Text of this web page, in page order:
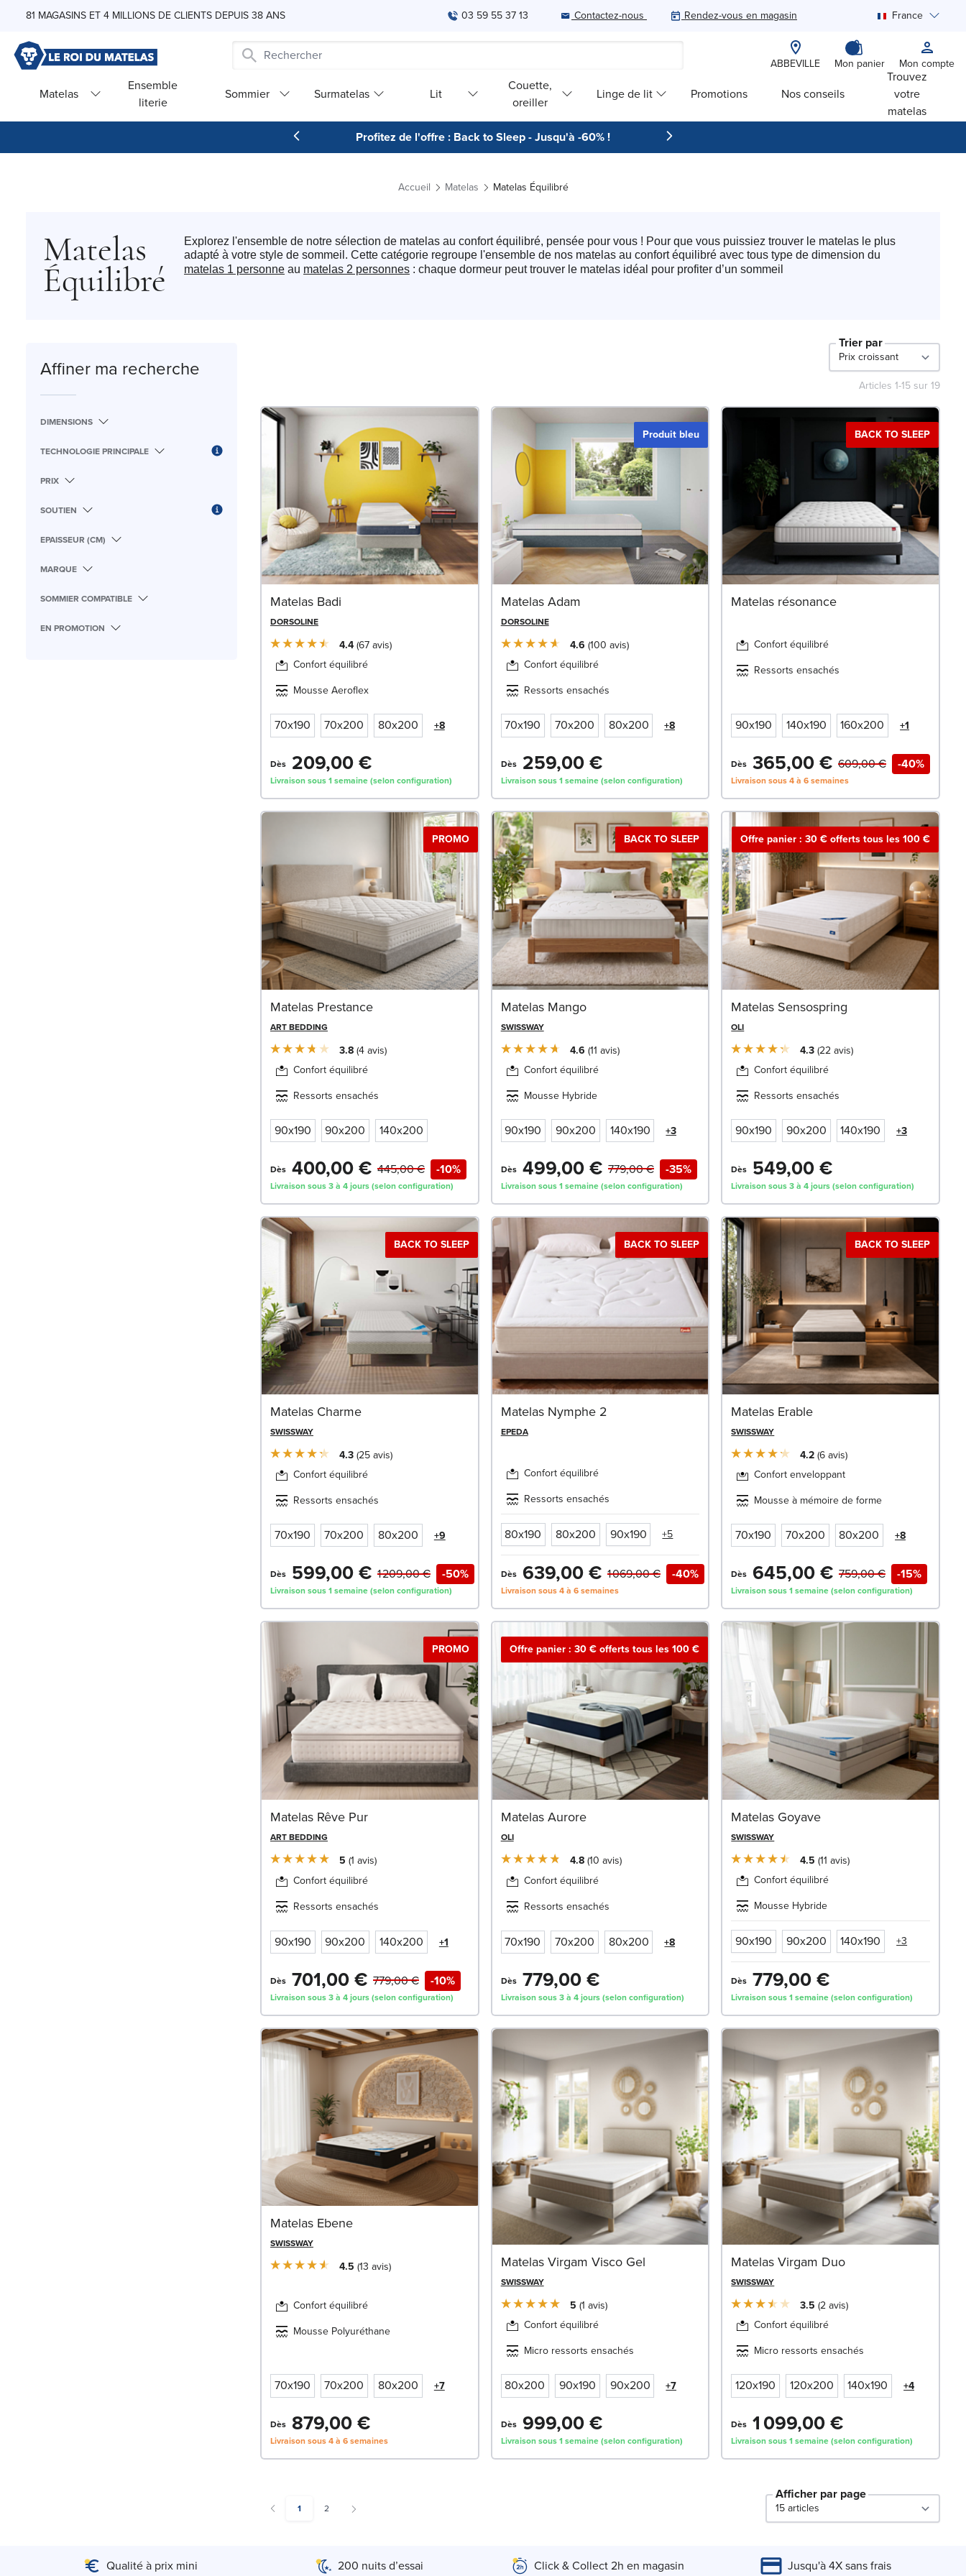
Skip to Content
81 MAGASINS ET 4 MILLIONS DE CLIENTS DEPUIS 38 ANS 03 59 55 37 13 Contactez-nous Rendez-vous en magasin France
ABBEVILLE Mon panier Mon compte
Matelas
Ensemble
literie
Sommier Surmatelas Lit
Couette,
oreiller
Linge de lit Promotions Nos conseils
Trouvez
votre
matelas
Profitez de l'offre : Back to Sleep - Jusqu'à -60% !
Accueil Matelas Matelas Équilibré
Matelas
Équilibré
Explorez l'ensemble de notre sélection de matelas au confort équilibré, pensée pour vous ! Pour que vous puissiez trouver le matelas le plus
adapté à votre style de sommeil. Cette catégorie regroupe l'ensemble de nos matelas au confort équilibré avec tous type de dimension du
matelas 1 personne au matelas 2 personnes : chaque dormeur peut trouver le matelas idéal pour profiter d’un sommeil
Affiner ma recherche
DIMENSIONS
TECHNOLOGIE PRINCIPALE
PRIX
SOUTIEN
EPAISSEUR (CM)
MARQUE
SOMMIER COMPATIBLE
EN PROMOTION
Trier par
Articles 1-15 sur19
Matelas Badi
DORSOLINE
4.4 67avis
Confort équilibré
Mousse Aeroflex
70x190 70x200 80x200 +8
Dès 209,00 €
Livraison sous 1 semaine (selon configuration)
Produit bleu
Matelas Adam
DORSOLINE
4.6 100 avis
Confort équilibré
Ressorts ensachés
70x190 70x200 80x200 +8
Dès 259,00 €
Livraison sous 1 semaine (selon configuration)
BACK TO SLEEP
Matelas résonance
Confort équilibré
Ressorts ensachés
90x190 140x190 160x200 +1
Dès 365,00 € -40%
609,00 €
Livraison sous 4 à 6 semaines
PROMO
Matelas Prestance
ART BEDDING
3.8 4avis
Confort équilibré
Ressorts ensachés
90x190 90x200 140x200
Dès 400,00 € -10%
445,00 €
Livraison sous 3 à 4 jours (selon configuration)
BACK TO SLEEP
Matelas Mango
SWISSWAY
4.6 11 avis
Confort équilibré
Mousse Hybride
90x190 90x200 140x190 +3
Dès 499,00 € -35%
779,00 €
Livraison sous 1 semaine (selon configuration)
Offre panier : 30 € offerts tous les 100 €
Matelas Sensospring
OLI
4.3 22avis
Confort équilibré
Ressorts ensachés
90x190 90x200 140x190 +3
Dès 549,00 €
Livraison sous 3 à 4 jours (selon configuration)
BACK TO SLEEP
Matelas Charme
SWISSWAY
4.3 25avis
Confort équilibré
Ressorts ensachés
70x190 70x200 80x200 +9
Dès 599,00 € -50%
1 209,00 €
Livraison sous 1 semaine (selon configuration)
BACK TO SLEEP
Matelas Nymphe 2
EPEDA
Confort équilibré
Ressorts ensachés
80x190 80x200 90x190 +5
Dès 639,00 € -40%
1 069,00 €
Livraison sous 4 à 6 semaines
BACK TO SLEEP
Matelas Erable
SWISSWAY
4.2 6avis
Confort enveloppant
Mousse à mémoire de forme
70x190 70x200 80x200 +8
Dès 645,00 € -15%
759,00 €
Livraison sous 1 semaine (selon configuration)
PROMO
Matelas Rêve Pur
ART BEDDING
5 1 avis
Confort équilibré
Ressorts ensachés
90x190 90x200 140x200 +1
Dès 701,00 € -10%
779,00 €
Livraison sous 3 à 4 jours (selon configuration)
Offre panier : 30 € offerts tous les 100 €
Matelas Aurore
OLI
4.8 10 avis
Confort équilibré
Ressorts ensachés
70x190 70x200 80x200 +8
Dès 779,00 €
Livraison sous 3 à 4 jours (selon configuration)
Matelas Goyave
SWISSWAY
4.5 11avis
Confort équilibré
Mousse Hybride
90x190 90x200 140x190 +3
Dès 779,00 €
Livraison sous 1 semaine (selon configuration)
Matelas Ebene
SWISSWAY
4.5 13 avis
Confort équilibré
Mousse Polyuréthane
70x190 70x200 80x200 +7
Dès 879,00 €
Livraison sous 4 à 6 semaines
Matelas Virgam Visco Gel
SWISSWAY
5 1 avis
Confort équilibré
Micro ressorts ensachés
80x200 90x190 90x200 +7
Dès 999,00 €
Livraison sous 1 semaine (selon configuration)
Matelas Virgam Duo
SWISSWAY
3.5 2avis
Confort équilibré
Micro ressorts ensachés
120x190 120x200 140x190 +4
Dès 1 099,00 €
Livraison sous 1 semaine (selon configuration)
You're currently reading page
1 Page
2
Afficher par page
Qualité à prix mini 200 nuits d’essai Click & Collect 2h en magasin Jusqu'à 4X sans frais